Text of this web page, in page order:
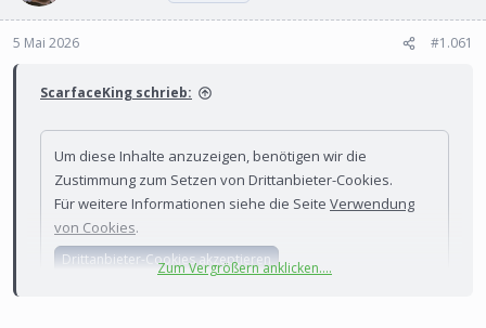
5 Mai 2026 #1.061
ScarfaceKing schrieb:
Um diese Inhalte anzuzeigen, benötigen wir die
Zustimmung zum Setzen von Drittanbieter-Cookies.
Für weitere Informationen siehe die Seite Verwendung
von Cookies.
Drittanbieter-Cookies akzeptieren
Zum Vergrößern anklicken....